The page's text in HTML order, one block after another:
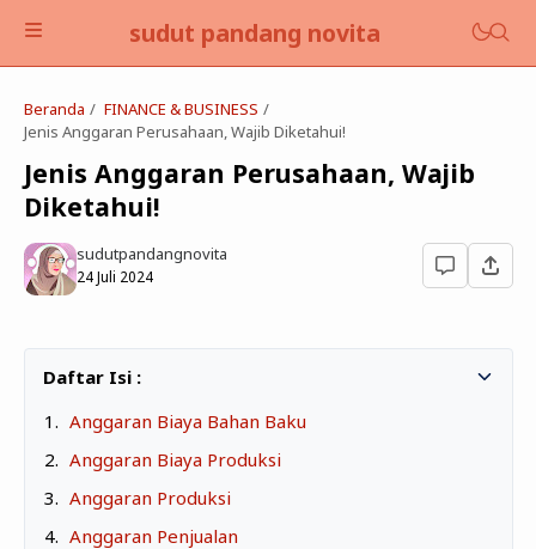
sudut pandang novita
BLOGGING & TECHNO
EDUKASI
FINANCE & BUSINESS
SELF DEVELOPMENT
PARENTING
Beranda
FINANCE & BUSINESS
Jenis Anggaran Perusahaan, Wajib Diketahui!
Jenis Anggaran Perusahaan, Wajib
Diketahui!
sudutpandangnovita
24 Juli 2024
Anggaran Biaya Bahan Baku
Anggaran Biaya Produksi
Anggaran Produksi
Anggaran Penjualan